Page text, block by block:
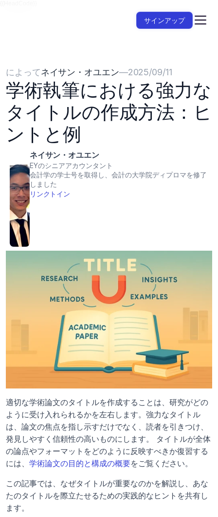
サインアップ
によってネイサン・オユエン—2025/09/11
学術執筆における強力な
タイトルの作成方法：ヒ
ントと例
ネイサン・オユエン
EYのシニアアカウンタント
会計学の学士号を取得し、会計の大学院ディプロマを修了
しました
リンクトイン
適切な学術論文のタイトルを作成することは、研究がどの
ように受け入れられるかを左右します。強力なタイトル
は、論文の焦点を指し示すだけでなく、読者を引きつけ、
発見しやすく信頼性の高いものにします。 タイトルが全体
の論点やフォーマットをどのように反映すべきか復習する
には、 学術論文の目的と構成の概要をご覧ください。
この記事では、なぜタイトルが重要なのかを解説し、あな
たのタイトルを際立たせるための実践的なヒントを共有し
ます。